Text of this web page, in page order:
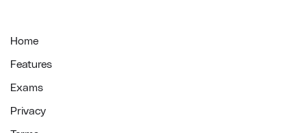
Home
Features
Exams
Privacy